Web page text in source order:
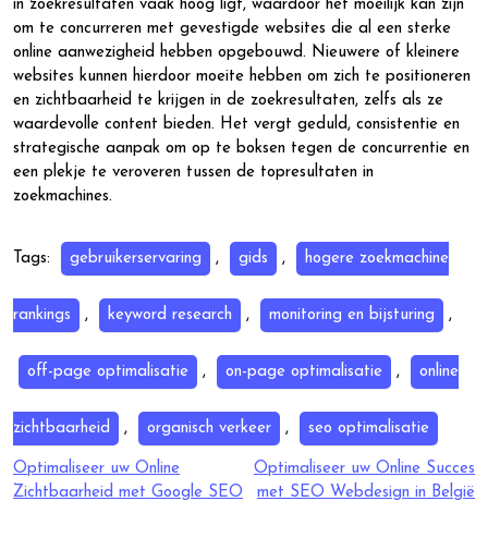
in zoekresultaten vaak hoog ligt, waardoor het moeilijk kan zijn
om te concurreren met gevestigde websites die al een sterke
online aanwezigheid hebben opgebouwd. Nieuwere of kleinere
websites kunnen hierdoor moeite hebben om zich te positioneren
en zichtbaarheid te krijgen in de zoekresultaten, zelfs als ze
waardevolle content bieden. Het vergt geduld, consistentie en
strategische aanpak om op te boksen tegen de concurrentie en
een plekje te veroveren tussen de topresultaten in
zoekmachines.
Tags: gebruikerservaring , gids , hogere zoekmachine
rankings , keyword research , monitoring en bijsturing ,
off-page optimalisatie , on-page optimalisatie , online
zichtbaarheid , organisch verkeer , seo optimalisatie
Berichtnavigatie
Optimaliseer uw Online
Zichtbaarheid met Google SEO
Optimaliseer uw Online Succes
met SEO Webdesign in België